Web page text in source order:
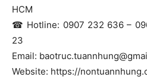
HCM
☎ Hotline: 0907 232 636 –
23
Email:
Website: https://